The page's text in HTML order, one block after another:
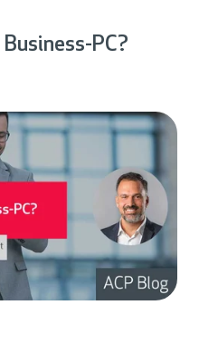
PC?